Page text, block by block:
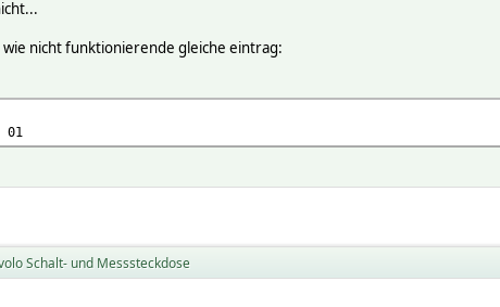
nicht funktionierende gleiche eintrag:
01
Schalt- und Messsteckdose